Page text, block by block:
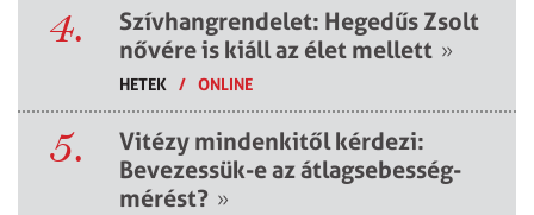
4.
Szívhangrendelet: Hegedűs Zsolt
nővére is kiáll az élet mellett »
HETEK / ONLINE
5.
Vitézy mindenkitől kérdezi:
Bevezessük-e az átlagsebesség-
mérést? »